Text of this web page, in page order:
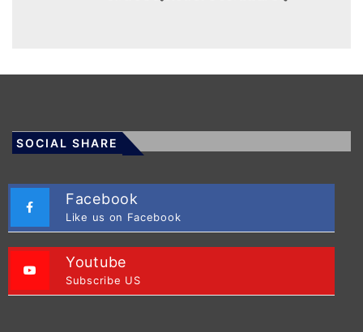
SOCIAL SHARE
Facebook
Like us on Facebook
Youtube
Subscribe US